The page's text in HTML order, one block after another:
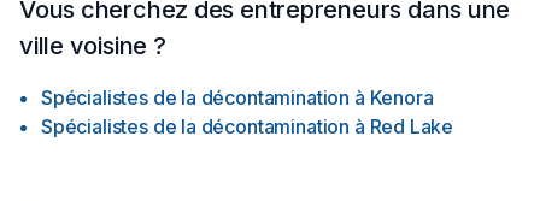
first consultation to the final inspection, we deliver results that
are truly rock solid.Contact us today at (613) 581-9894 or visit
Vous cherchez des entrepreneurs dans une
ville voisine ?
Spécialistes de la décontamination à Kenora
Spécialistes de la décontamination à Red Lake